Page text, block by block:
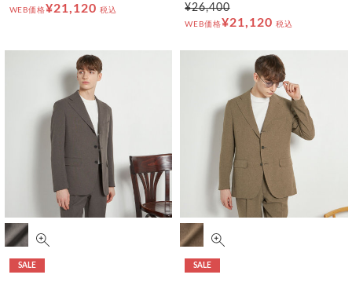
WEB価格¥21,120 税込 ¥26,400
WEB価格¥21,120 税込
SALE SALE